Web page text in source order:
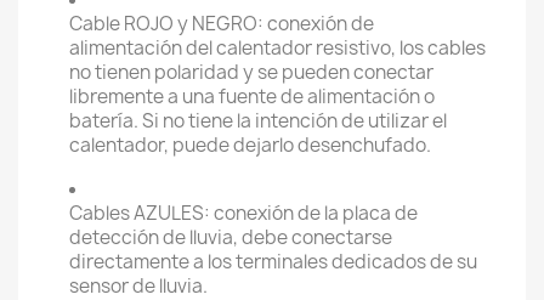
Cable ROJO y NEGRO: conexión de
alimentación del calentador resistivo, los cables
no tienen polaridad y se pueden conectar
libremente a una fuente de alimentación o
batería. Si no tiene la intención de utilizar el
calentador, puede dejarlo desenchufado.
Cables AZULES: conexión de la placa de
detección de lluvia, debe conectarse
directamente a los terminales dedicados de su
sensor de lluvia.